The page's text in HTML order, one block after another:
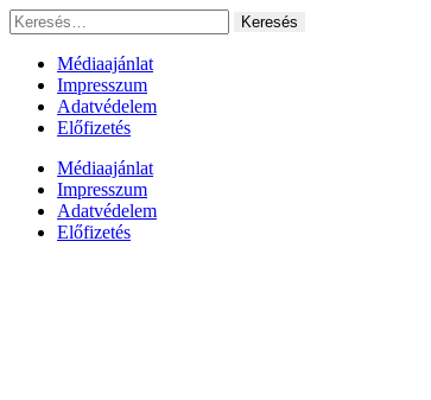
Ugrás
a
tartalomhoz
Keresés:
Médiaajánlat
Impresszum
Adatvédelem
Előfizetés
Médiaajánlat
Impresszum
Adatvédelem
Előfizetés